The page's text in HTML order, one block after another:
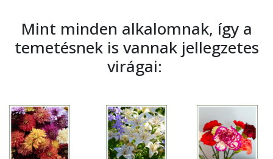
Mint minden alkalomnak, így a
temetésnek is vannak jellegzetes
virágai: